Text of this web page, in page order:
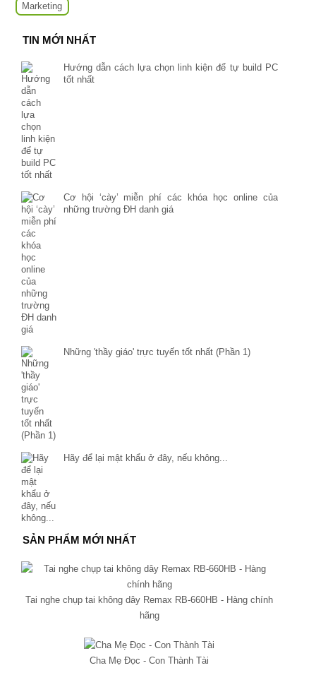
Marketing
TIN MỚI NHẤT
Hướng dẫn cách lựa chọn linh kiện để tự build PC
tốt nhất
Cơ hội ‘cày’ miễn phí các khóa học online của
những trường ĐH danh giá
Những 'thầy giáo' trực tuyến tốt nhất (Phần 1)
Hãy để lại mật khẩu ở đây, nếu không...
SẢN PHẨM MỚI NHẤT
Tai nghe chụp tai không dây Remax RB-660HB - Hàng chính
hãng
Cha Mẹ Đọc - Con Thành Tài